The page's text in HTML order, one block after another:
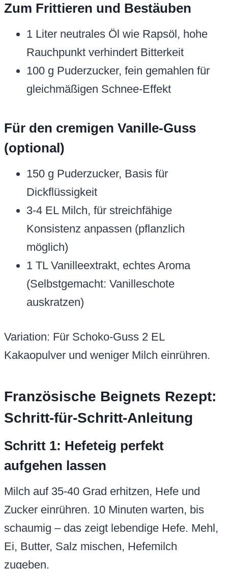
Zum Frittieren und Bestäuben
1 Liter neutrales Öl wie Rapsöl, hohe
Rauchpunkt verhindert Bitterkeit
100 g Puderzucker, fein gemahlen für
gleichmäßigen Schnee-Effekt
Für den cremigen Vanille-Guss
(optional)
150 g Puderzucker, Basis für
Dickflüssigkeit
3-4 EL Milch, für streichfähige
Konsistenz anpassen (pflanzlich
möglich)
1 TL Vanilleextrakt, echtes Aroma
(Selbstgemacht: Vanilleschote
auskratzen)
Variation: Für Schoko-Guss 2 EL
Kakaopulver und weniger Milch einrühren.
Französische Beignets Rezept:
Schritt-für-Schritt-Anleitung
Schritt 1: Hefeteig perfekt
aufgehen lassen
Milch auf 35-40 Grad erhitzen, Hefe und
Zucker einrühren. 10 Minuten warten, bis
schaumig – das zeigt lebendige Hefe. Mehl,
Ei, Butter, Salz mischen, Hefemilch
zugeben.